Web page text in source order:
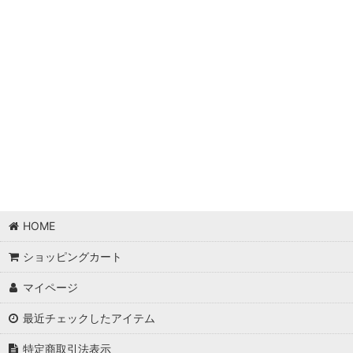
HOME
ショッピングカート
マイページ
最近チェックしたアイテム
特定商取引法表示